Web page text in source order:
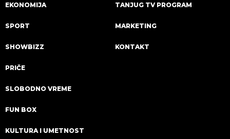
EKONOMIJA
SPORT
SHOWBIZZ
PRIČE
SLOBODNO VREME
FUN BOX
KULTURA I UMETNOST
TANJUG TV PROGRAM
MARKETING
KONTAKT